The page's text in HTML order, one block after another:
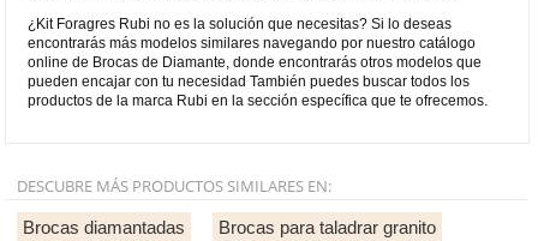
¿Kit Foragres Rubi no es la solución que necesitas? Si lo deseas
encontrarás más modelos similares navegando por nuestro catálogo
online de Brocas de Diamante, donde encontrarás otros modelos que
pueden encajar con tu necesidad También puedes buscar todos los
productos de la marca Rubi en la sección específica que te ofrecemos.
DESCUBRE MÁS PRODUCTOS SIMILARES EN:
Brocas diamantadas Brocas para taladrar granito